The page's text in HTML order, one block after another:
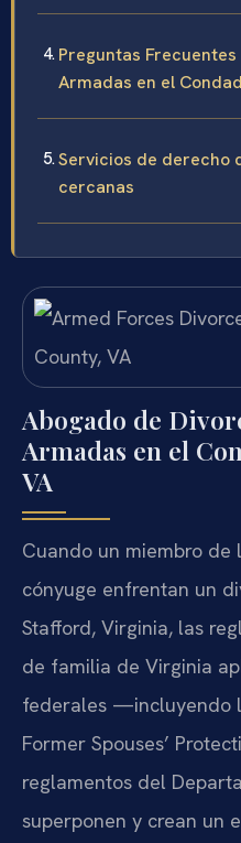
Preguntas
Armadas en el
Servicios de derecho
cercanas
Abogado de
Armadas en el
VA
Cuando un miembro de
cónyuge enfrentan un
Stafford, Virginia, las
de familia de Virginia
federales —incluyendo
Former Spouses’
reglamentos del
superponen y crean un